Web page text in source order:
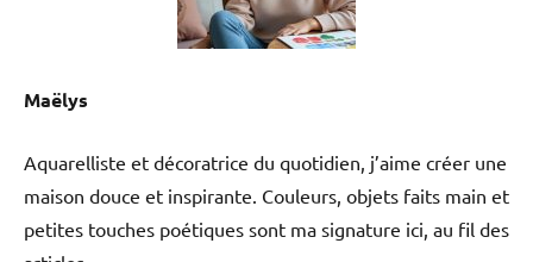
Maëlys
Aquarelliste et décoratrice du quotidien, j’aime créer une
maison douce et inspirante. Couleurs, objets faits main et
petites touches poétiques sont ma signature ici, au fil des